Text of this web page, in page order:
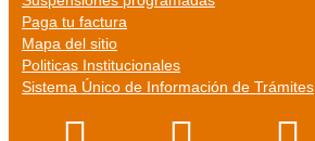
Paga tu factura
Mapa del sitio
Politicas Institucionales
Sistema Único de Información de Trámites